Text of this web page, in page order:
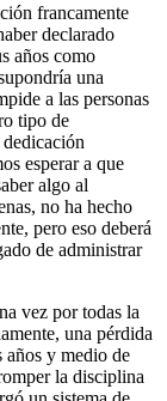
francamente
declarado
años como
una
a las personas
tipo de
esperar a que
algo al
no ha hecho
pero eso deberá
de administrar
vez por todas la
una pérdida
años y medio de
la disciplina